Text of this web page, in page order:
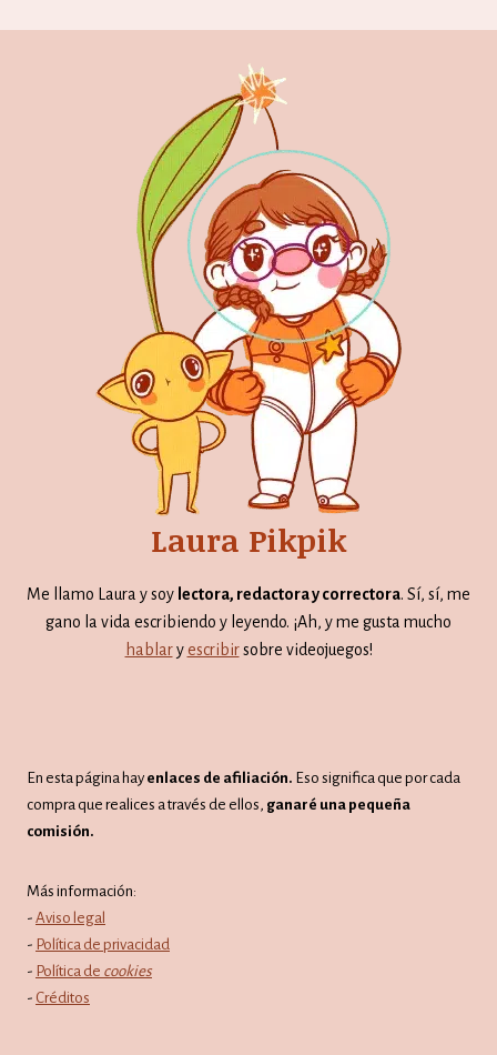
Laura Pikpik
Me llamo Laura y soy lectora, redactora y correctora. Sí, sí, me
gano la vida escribiendo y leyendo. ¡Ah, y me gusta mucho
hablary escribirsobre videojuegos!
En esta página hay enlaces de afiliación. Eso significa que por cada
compra que realices a través de ellos, ganaré una pequeña
comisión.
Más información:
- Aviso legal
- Política de privacidad
- Política de cookies
- Créditos